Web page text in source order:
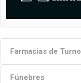
Farmacias de Turno
Fúnebres